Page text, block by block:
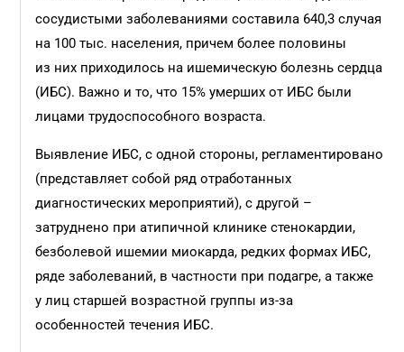
сосудистыми заболеваниями составила 640,3 случая
на 100 тыс. населения, причем более половины
из них приходилось на ишемическую болезнь сердца
(ИБС). Важно и то, что 15% умерших от ИБС были
лицами трудоспособного возраста.
Выявление ИБС, с одной стороны, регламентировано
(представляет собой ряд отработанных
диагностических мероприятий), с другой –
затруднено при атипичной клинике стенокардии,
безболевой ишемии миокарда, редких формах ИБС,
ряде заболеваний, в частности при подагре, а также
у лиц старшей возрастной группы из-за
особенностей течения ИБС.